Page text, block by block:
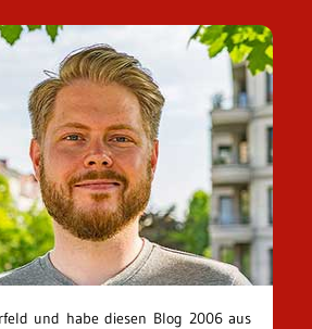
und habe diesen Blog 2006 aus